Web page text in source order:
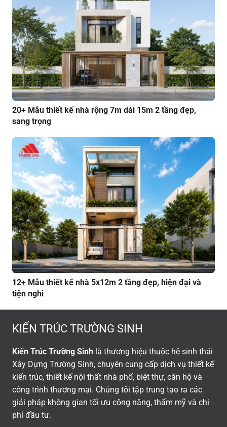
20+ Mẫu thiết kế nhà rộng 7m dài 15m 2 tầng đẹp,
sang trọng
12+ Mẫu thiết kế nhà 5x12m 2 tầng đẹp, hiện đại và
tiện nghi
KIẾN TRÚC TRƯỜNG SINH
Kiến Trúc Trường Sinh là thương hiệu thuộc hệ sinh thái
Xây Dựng Trường Sinh, chuyên cung cấp dịch vụ thiết kế
kiến trúc, thiết kế nội thất nhà phố, biệt thự, căn hộ và
công trình thương mại. Chúng tôi tập trung tạo ra các
giải pháp không gian tối ưu công năng, thẩm mỹ và chi
phí đầu tư.